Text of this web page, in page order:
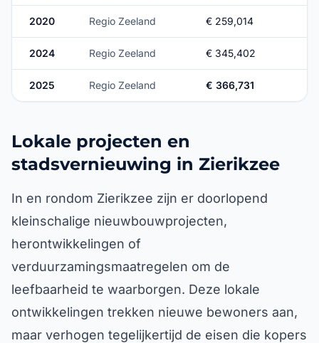
2020 Regio Zeeland € 259,014
2024 Regio Zeeland € 345,402
2025 Regio Zeeland € 366,731
Lokale projecten en
stadsvernieuwing in Zierikzee
In en rondom Zierikzee zijn er doorlopend
kleinschalige nieuwbouwprojecten,
herontwikkelingen of
verduurzamingsmaatregelen om de
leefbaarheid te waarborgen. Deze lokale
ontwikkelingen trekken nieuwe bewoners aan,
maar verhogen tegelijkertijd de eisen die kopers